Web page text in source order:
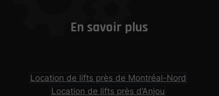
En savoir plus
Location de lifts près de Montréal-Nord
Location de lifts près d’Anjou